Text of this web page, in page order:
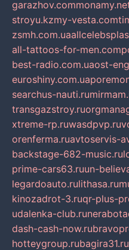
garazhov.com
stroyu.kzmy-vesta.com
zsmh.com.ua
all-tattoos-for-men.com
best-radio.com.uaost-
euroshiny.com.ua
searchus-nauti.ru
transgazstroy.ru
xtreme-rp.ruwasdpvp.ru
orenferma.ruavtoservis-
backstage-682-music.ru
prime-cars63.ruun-
legardoauto.rulithasa.ru
kinozadrot-3.ruqr-plus-
udalenka-club.ru
dash-cash-now.ru
hotteygroup.rubagira31.ru